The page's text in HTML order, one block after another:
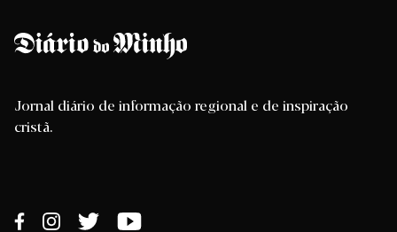
Jornal diário de informação regional e de inspiração
cristã.